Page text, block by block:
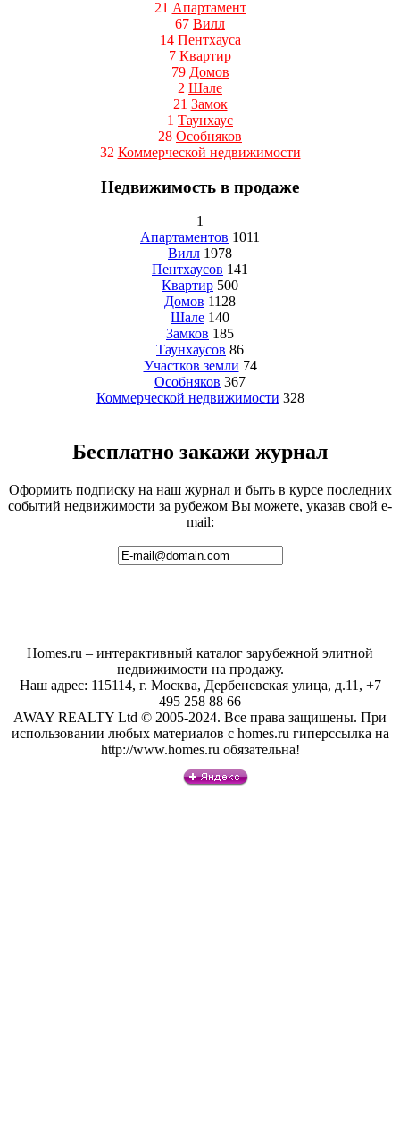
21 Апартамент
67 Вилл
14 Пентхауса
7 Квартир
79 Домов
2 Шале
21 Замок
1 Таунхаус
28 Особняков
32 Коммерческой недвижимости
Недвижимость в продаже
1
Апартаментов 1011
Вилл 1978
Пентхаусов 141
Квартир 500
Домов 1128
Шале 140
Замков 185
Таунхаусов 86
Участков земли 74
Особняков 367
Коммерческой недвижимости 328
Бесплатно закажи журнал
Оформить подписку на наш журнал и быть в курсе последних
событий недвижимости за рубежом Вы можете, указав свой e-
mail:
Homes.ru – интерактивный каталог зарубежной элитной
недвижимости на продажу.
Наш адрес: 115114, г. Москва, Дербеневская улица, д.11, +7
495 258 88 66
AWAY REALTY Ltd © 2005-2024. Все права защищены. При
использовании любых материалов с homes.ru гиперссылка на
http://www.homes.ru обязательна!